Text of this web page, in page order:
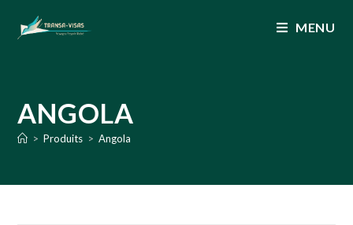
MENU
ANGOLA
> Produits > Angola